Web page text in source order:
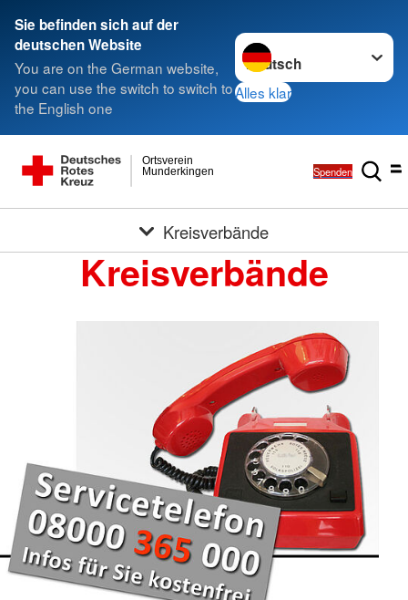
Sie befinden sich auf der
deutschen Website
You are on the German website,
you can use the switch to switch to
the English one
Sprache wechseln zu
Alles klar
Munderkingen
Ortsverein
Spenden
Kreisverbände
Kreisverbände